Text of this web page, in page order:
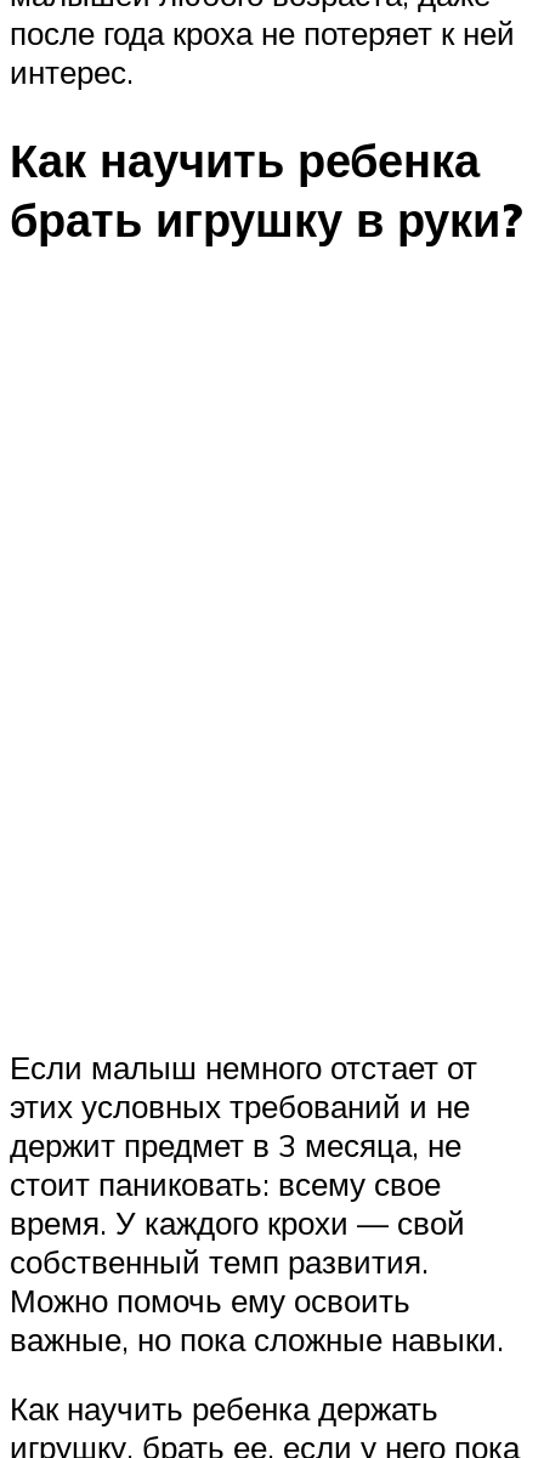
после года кроха не потеряет к ней
интерес.
Как научить ребенка
брать игрушку в руки?
Если малыш немного отстает от
этих условных требований и не
держит предмет в 3 месяца, не
стоит паниковать: всему свое
время. У каждого крохи — свой
собственный темп развития.
Можно помочь ему освоить
важные, но пока сложные навыки.
Как научить ребенка держать
игрушку, брать ее, если у него пока